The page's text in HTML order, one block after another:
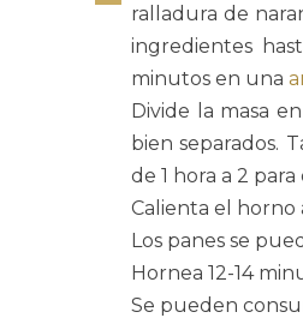
ralladura de
ingredientes
minutos en una
Divide la masa
bien separados.
de 1 hora a 2
Calienta el horno
Los panes se
Hornea 12-14
Se pueden